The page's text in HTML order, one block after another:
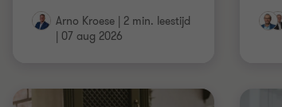
Arno Kroese | 2 min. leestijd
| 07 aug 2026